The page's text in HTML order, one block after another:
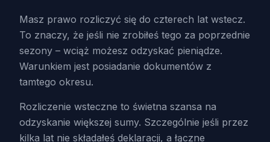
Masz prawo rozliczyć się do czterech lat wstecz.
To znaczy, że jeśli nie zrobiłeś tego za poprzednie
sezony – wciąż możesz odzyskać pieniądze.
Warunkiem jest posiadanie dokumentów z
tamtego okresu.
Rozliczenie wsteczne to świetna szansa na
odzyskanie większej sumy. Szczególnie jeśli przez
kilka lat nie składałeś deklaracji, a łączne